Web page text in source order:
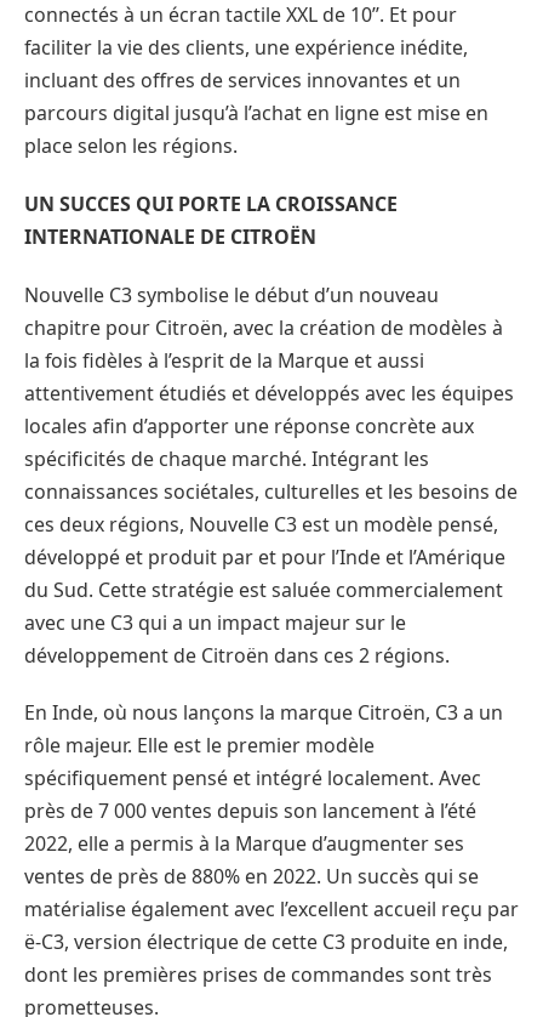
connectés à un écran tactile XXL de 10’’. Et pour
faciliter la vie des clients, une expérience inédite,
incluant des offres de services innovantes et un
parcours digital jusqu’à l’achat en ligne est mise en
place selon les régions.
UN SUCCES QUI PORTE LA CROISSANCE
INTERNATIONALE DE CITROËN
Nouvelle C3 symbolise le début d’un nouveau
chapitre pour Citroën, avec la création de modèles à
la fois fidèles à l’esprit de la Marque et aussi
attentivement étudiés et développés avec les équipes
locales afin d’apporter une réponse concrète aux
spécificités de chaque marché. Intégrant les
connaissances sociétales, culturelles et les besoins de
ces deux régions, Nouvelle C3 est un modèle pensé,
développé et produit par et pour l’Inde et l’Amérique
du Sud. Cette stratégie est saluée commercialement
avec une C3 qui a un impact majeur sur le
développement de Citroën dans ces 2 régions.
En Inde, où nous lançons la marque Citroën, C3 a un
rôle majeur. Elle est le premier modèle
spécifiquement pensé et intégré localement. Avec
près de 7 000 ventes depuis son lancement à l’été
2022, elle a permis à la Marque d’augmenter ses
ventes de près de 880% en 2022. Un succès qui se
matérialise également avec l’excellent accueil reçu par
ë-C3, version électrique de cette C3 produite en inde,
dont les premières prises de commandes sont très
prometteuses.